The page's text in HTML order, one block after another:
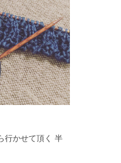
行かせて頂く 半